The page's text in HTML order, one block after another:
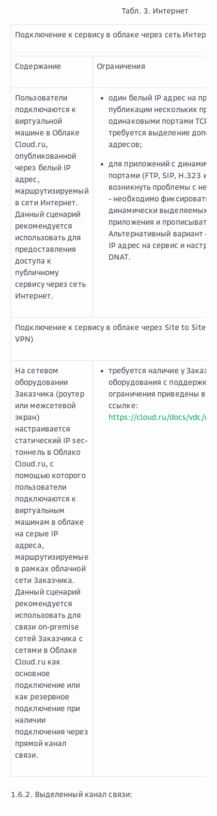
Табл. 3. Интернет
Подключение к сервису в облаке через сеть
Содержание Ограничения
Пользователи
подключаются к
виртуальной
машине в Облаке
Cloud.ru,
опубликованной
через белый IP
адрес,
маршрутизируемый
в сети Интернет.
Данный сценарий
рекомендуется
использовать для
предоставления
доступа к
публичному
сервису через сеть
Интернет.
один белый IP адрес на
публикации нескольких
одинаковыми портами TCP
требуется выделение
адресов;
для приложений с
портами (FTP, SIP, H.323 и
возникнуть проблемы с
- необходимо фиксировать
динамически выделяемых
приложения и прописывать
Альтернативный вариант -
IP адрес на сервис и
DNAT.
Подключение к сервису в облаке через Site to Site
VPN)
На сетевом
оборудовании
Заказчика (роутер
или межсетевой
экран)
настраивается
статический IP sec-
тоннель в Облако
Cloud.ru, с
помощью которого
пользователи
подключаются к
виртуальным
машинам в облаке
на серые IP
адреса,
маршрутизируемые
в рамках облачной
сети Заказчика.
Данный сценарий
рекомендуется
использовать для
связи on-premise
сетей Заказчика с
сетями в Облаке
Cloud.ru как
основное
подключение или
как резервное
подключение при
наличии
подключения через
прямой канал
связи.
требуется наличие у
оборудования с
ограничения приведены в
ссылке:
https://cloud.ru/docs/vdc/
1.6.2. Выделенный канал связи: